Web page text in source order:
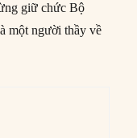
giữ chức Bộ
một người thầy về